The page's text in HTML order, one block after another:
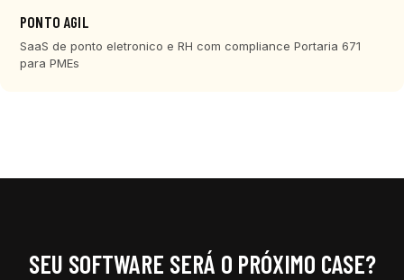
PONTO AGIL
SaaS de ponto eletronico e RH com compliance Portaria 671
para PMEs
SEU SOFTWARE SERÁ O PRÓXIMO CASE?